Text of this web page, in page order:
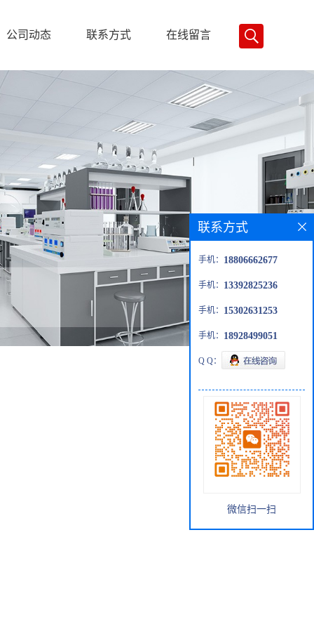
公司动态 联系方式 在线留言
联系方式
手机： 18806662677
手机： 13392825236
手机： 15302631253
手机： 18928499051
Q Q：
微信扫一扫